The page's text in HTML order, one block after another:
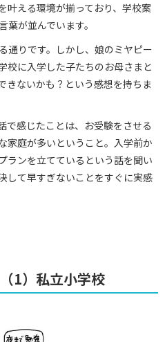
叶える環境が揃っており、学校案
が並んでいます。
通りです。しかし、娘のミヤピー
校に入学した子たちのお母さまと
きないかも？という感想を持ちま
で感じたことは、お受験をさせる
家庭が多いということ。入学前か
ランを立てているという話を聞い
して早すぎないことをすぐに実感
1）私立小学校